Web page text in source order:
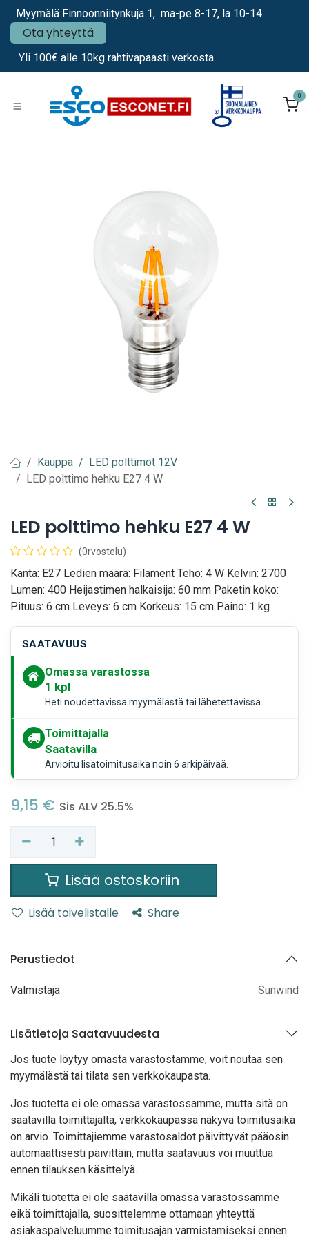
Siirry sisältöön
Myymälä Finnoonniitynkuja 1, ma-pe 8-17, la 10-14
Ota yhteyttä
Yli 100€ alle 10kg rahtivapaasti verkosta
0
Kauppa
LED polttimot 12V
LED polttimo hehku E27 4 W
LED polttimo hehku E27 4 W
(0rvostelu)
Kanta: E27 Ledien määrä: Filament Teho: 4 W Kelvin: 2700
Lumen: 400 Heijastimen halkaisija: 60 mm Paketin koko:
Pituus: 6 cm Leveys: 6 cm Korkeus: 15 cm Paino: 1 kg
SAATAVUUS
Omassa varastossa
1 kpl
Heti noudettavissa myymälästä tai lähetettävissä.
Toimittajalla
Saatavilla
Arvioitu lisätoimitusaika noin 6 arkipäivää.
9,15 € Sis ALV 25.5%
Lisää ostoskoriin
Lisää toivelistalle Share
Perustiedot
Valmistaja Sunwind
Lisätietoja Saatavuudesta
Jos tuote löytyy omasta varastostamme, voit noutaa sen
myymälästä tai tilata sen verkkokaupasta.
Jos tuotetta ei ole omassa varastossamme, mutta sitä on
saatavilla toimittajalta, verkkokaupassa näkyvä toimitusaika
on arvio. Toimittajiemme varastosaldot päivittyvät pääosin
automaattisesti päivittäin, mutta saatavuus voi muuttua
ennen tilauksen käsittelyä.
Mikäli tuotetta ei ole saatavilla omassa varastossamme
eikä toimittajalla, suosittelemme ottamaan yhteyttä
asiakaspalveluumme toimitusajan varmistamiseksi ennen